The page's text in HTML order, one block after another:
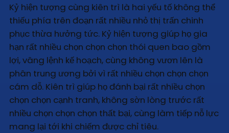
Kỷ hiện tượng cùng kiên trì là hai yếu tố không thể
thiếu phía trên đoạn rất nhiều nhỏ thị trấn chinh
phục thừa hưởng tức. Kỷ hiện tượng giúp họ gia
hạn rất nhiều chọn chọn chọn thói quen bao gồm
lợi, vâng lệnh kế hoạch, cùng không vươn lên là
phân trung ương bởi vì rất nhiều chọn chọn chọn
cám dỗ. Kiên trì giúp họ đánh bại rất nhiều chọn
chọn chọn cạnh tranh, không sờn lòng trước rất
nhiều chọn chọn chọn thất bại, cùng làm tiếp nỗ lực
mang lại tới khi chiếm được chỉ tiêu.